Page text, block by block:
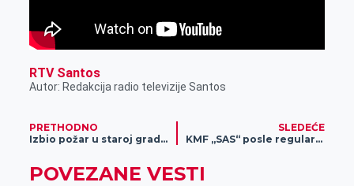
RTV Santos
Autor: Redakcija radio televizije Santos
PRETHODNO
Izbio požar u staroj gradskoj klanici, gašenje požara u toku!
SLEDEĆE
KMF „SAS“ posle regularnog dela sezone počinje nastup u baražu za popunu Futsal premijer lige Srbije
POVEZANE VESTI